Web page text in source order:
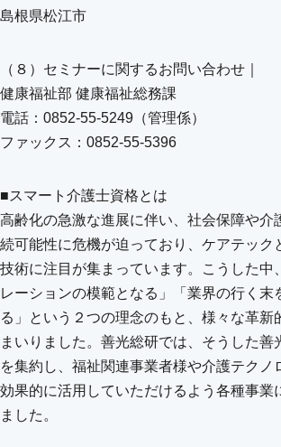
島根県松江市
（８）セミナーに関するお問い合わせ｜
健康福祉部 健康福祉総務課
電話：0852-55-5249（管理係）
ファックス：0852-55-5396
■スマート介護士資格とは
高齢化の急激な進展に伴い、社会保障や介
続可能性に危機が迫っており、ケアテック
技術に注目が集まっています。こうした中
レーションの模範となる」「業界の行く末
る」という２つの理念のもと、様々な革新
まいりました。善光総研では、そうした善
を集約し、福祉関連事業者様や介護テクノ
効果的に活用していただけるよう各種事業
ました。